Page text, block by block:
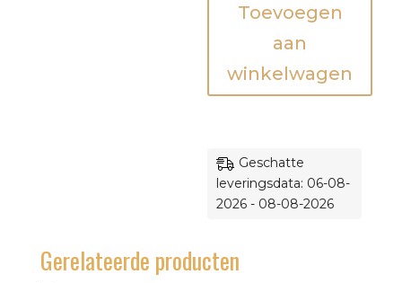
safariToevoegen
aan
winkelwagen
Geschatte
leveringsdata: 06-08-
2026 - 08-08-2026
Gerelateerde producten